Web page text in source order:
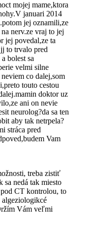
mojej mame,ktora
januari 2014
jej oznamili,ze
nerv.ze vraj to jej
jej povedal,ze ta
to trvalo pred
bolest sa
velmi silne
co dalej,som
touto cestou
doktor uz
ani on nevie
neurolog?da sa ten
aby tak netrpela?
stráca pred
Vam
treba zistiť
sa nedá tak miesto
CT kontrolou, to
Vám veľmi